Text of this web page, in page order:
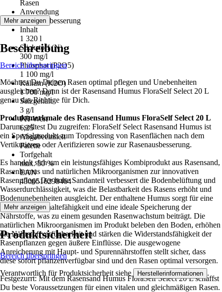
Rasen
Anwendung
Rasenausbesserung
Inhalt
1 320 l
Stickstoff (N)
300 mg/l
Phosphat (P2O5)
1 100 mg/l
Kalium (K2O)
1 700 mg/l
Salzgehalt
3 g/l
PH-Wert
6,25
Abgabeeinheit
Palette
Torfgehalt
max. 50 %
EAN
4306516298464
Mehr anzeigen
Beschreibung
Bereich überspringen
Möchtest Du Deinen Rasen optimal pflegen und Unebenheiten
ausgleichen? Dann ist der Rasensand Humus FloraSelf Select 20 L
genau das Richtige für Dich.
Produktmerkmale des Rasensand Humus FloraSelf Select 20 L
Darum solltest Du zugreifen: FloraSelf Select Rasensand Humus ist
ein Spezialprodukt zum Topdressing von Rasenflächen nach dem
Vertikutieren oder Aerifizieren sowie zur Rasenausbesserung.
Es handelt sich um ein leistungsfähiges Kombiprodukt aus Rasensand,
Rasenhumus und natürlichen Mikroorganismen zur innovativen
Rasenpflege.Der hohe Sandanteil verbessert die Bodenbelüftung und
Wasserdurchlässigkeit, was die Belastbarkeit des Rasens erhöht und
Bodenunebenheiten ausgleicht. Der enthaltene Humus sorgt für eine
bessere Wasserhaltefähigkeit und eine ideale Speicherung der
Nährstoffe, was zu einem gesunden Rasenwachstum beiträgt. Die
natürlichen Mikroorganismen im Produkt beleben den Boden, erhöhen
die Nährstoffverfügbarkeit und stärken die Widerstandsfähigkeit der
Rasenpflanzen gegen äußere Einflüsse. Die ausgewogene
Anreicherung mit Haupt- und Spurennährstoffen stellt sicher, dass
diese sofort pflanzenverfügbar sind und den Rasen optimal versorgen.
Festgezurrt: Mit dem Rasensand Humus FloraSelf Select 20 L schaffst
Du beste Voraussetzungen für einen vitalen und gleichmäßigen Rasen.
Mehr anzeigen
Produktsicherheit
Bereich überspringen
Verantwortlich für Produktsicherheit siehe Herstellerinformationen .